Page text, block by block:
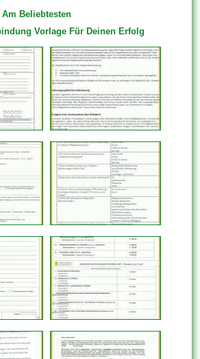
Beliebtesten
Vorlage Für Deinen Erfolg